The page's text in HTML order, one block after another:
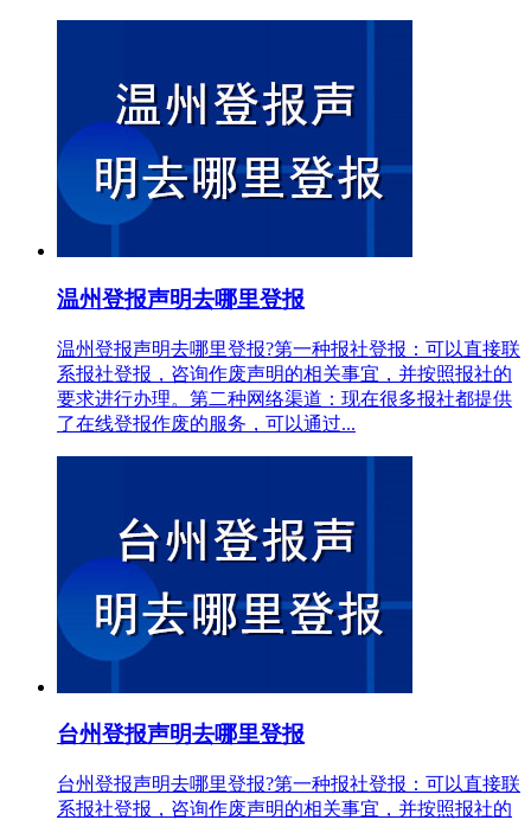
温州登报声明去哪里登报
温州登报声明去哪里登报?第一种报社登报：可以直接联
系报社登报，咨询作废声明的相关事宜，并按照报社的
要求进行办理。第二种网络渠道：现在很多报社都提供
了在线登报作废的服务，可以通过...
台州登报声明去哪里登报
台州登报声明去哪里登报?第一种报社登报：可以直接联
系报社登报，咨询作废声明的相关事宜，并按照报社的